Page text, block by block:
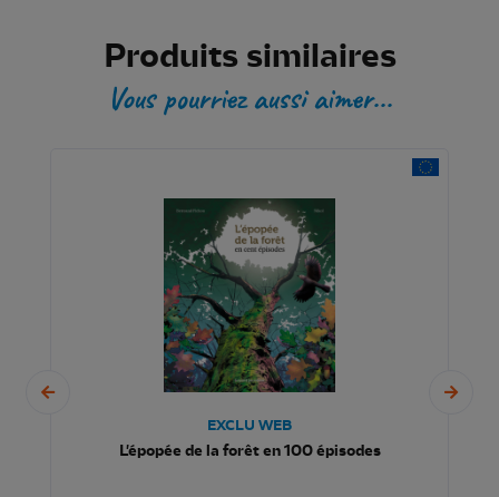
Produits similaires
Vous pourriez aussi aimer...
EXCLU WEB
L'épopée de la forêt en 100 épisodes